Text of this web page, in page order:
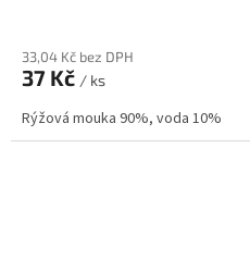
33,04 Kč bez DPH
37 Kč / ks
Rýžová mouka 90%, voda 10%